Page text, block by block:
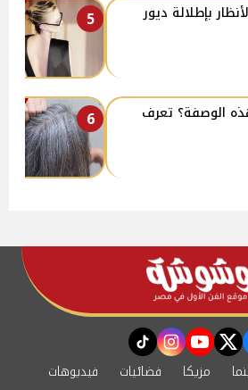
5
بإطلالة ديور
6
الوصفة؟ تعرف
twitter
youtube
instagram
tiktok
مزيكا فضائيات فيديوهات